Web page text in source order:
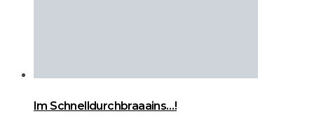
Im Schnelldurchbraaains…!